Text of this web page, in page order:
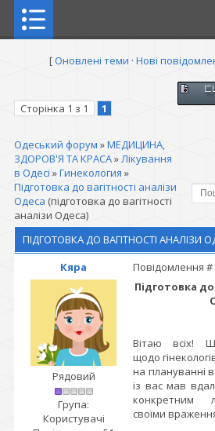
[Оновлені теми · Нові
Сторінка 1 з 1 1
Одеський форум »МЕДИЦИНА,
ЗДОРОВ'Я ТА КРАСА»Лікування
в Одесі »Гинекология »
Підготовка до вагітності аналізи
Одеса (підготовка до вагітності
аналізи Одеса)
ПІДГОТОВКА ДО ВАГІТНОСТІ АНАЛІЗИ
Кяра
Повідомлення #
Рядовий
Група:
Користувачі
Підготовка до
Вітаю всіх!
щодо
на плануванні
із вас мав
конкретним
своїми